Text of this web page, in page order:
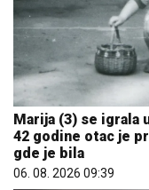
Marija (3) se igrala
42 godine otac je
gde je bila
06. 08. 2026 09:39